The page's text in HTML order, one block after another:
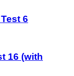
6
16 (with